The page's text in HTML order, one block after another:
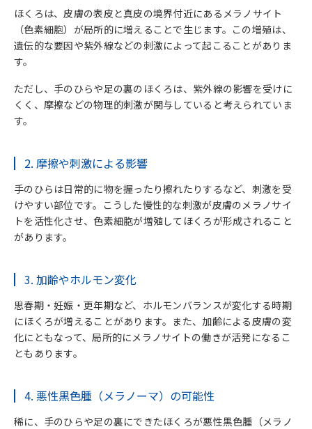
ほくろは、皮膚の表皮と真皮の境界付近にあるメラノサイト
（色素細胞）が局所的に増えることで生じます。この増殖は、
遺伝的な要因や紫外線などの刺激によって起こることがありま
す。
ただし、手のひらや足の裏のほくろは、紫外線の影響を受けに
くく、摩擦などの物理的刺激が関与していると考えられていま
す。
2. 摩擦や刺激による影響
手のひらは日常的に物を握ったり擦れたりするなど、刺激を受
けやすい部位です。こうした慢性的な刺激が皮膚のメラノサイ
トを活性化させ、色素細胞が増殖してほくろが形成されること
があります。
3. 加齢やホルモン変化
思春期・妊娠・更年期など、ホルモンバランスが変化する時期
にほくろが増えることがあります。また、加齢による皮膚の変
化にともなって、局所的にメラノサイトの働きが活発になるこ
ともあります。
4. 悪性黒色腫（メラノーマ）の可能性
稀に、手のひらや足の裏にできたほくろが悪性黒色腫（メラノ